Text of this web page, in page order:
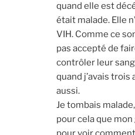
quand elle est
était malade. Elle
VIH. Comme ce
pas accep­té de
contrô­ler leur
quand j’avais trois
aus­si.
Je tom­bais
pour cela que